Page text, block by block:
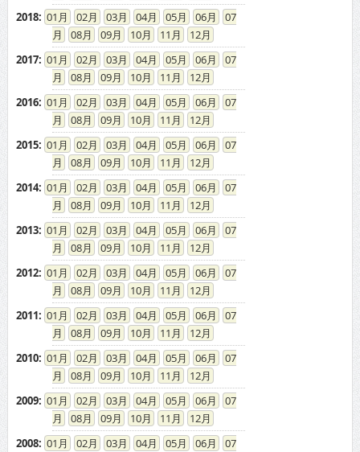
2018: 01 02 03 04 05 06
07
08
09 10 11
12
2017: 01 02 03 04 05 06
07
08
09 10 11
12
2016: 01 02 03 04 05 06
07
08
09 10 11
12
2015: 01 02 03 04 05 06
07
08
09 10 11
12
2014: 01 02 03 04 05 06
07
08
09 10 11
12
2013: 01 02 03 04 05 06
07
08
09 10 11
12
2012: 01 02 03 04 05 06
07
08
09 10 11
12
2011: 01 02 03 04 05 06
07
08
09 10 11
12
2010: 01 02 03 04 05 06
07
08
09 10 11
12
2009: 01 02 03 04 05 06
07
08
09 10 11
12
2008: 01 02 03 04 05 06
07